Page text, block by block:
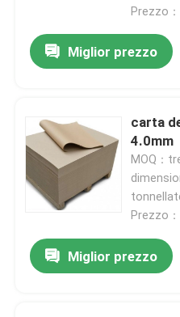
Prezzo
Miglior prezzo
carta
4.0mm
MOQ：
Prezzo
Miglior prezzo